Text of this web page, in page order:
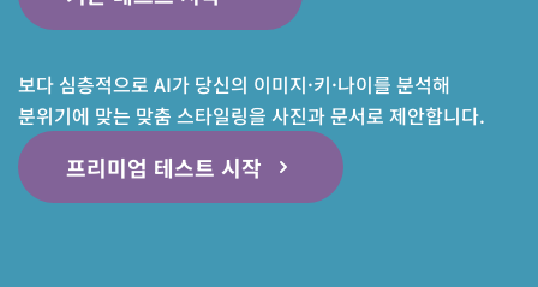
보다 심층적으로 AI가 당신의 이미지·키·나이를 분석해
분위기에 맞는 맞춤 스타일링을 사진과 문서로 제안합니다.
프리미엄 테스트 시작